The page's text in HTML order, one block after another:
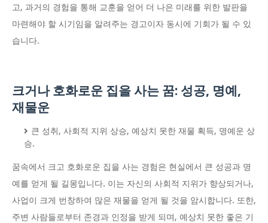
고, 과거의 경험을 통해 교훈을 얻어 더 나은 미래를 위한 발판을
마련해야 할 시기임을 알려주는 경고이자 동시에 기회가 될 수 있
습니다.
크거나 호화로운 집을 사는 꿈: 성공, 명예,
재물운
큰 성취, 사회적 지위 상승, 예상치 못한 재물 획득, 명예운 상
승.
꿈속에서 크고 호화로운 집을 사는 경험은 현실에서 큰 성공과 명
예를 얻게 될 길몽입니다. 이는 자신의 사회적 지위가 향상되거나,
사업이 크게 번창하여 많은 재물을 얻게 될 것을 암시합니다. 또한,
주변 사람들로부터 존경과 인정을 받게 되며, 예상치 못한 좋은 기